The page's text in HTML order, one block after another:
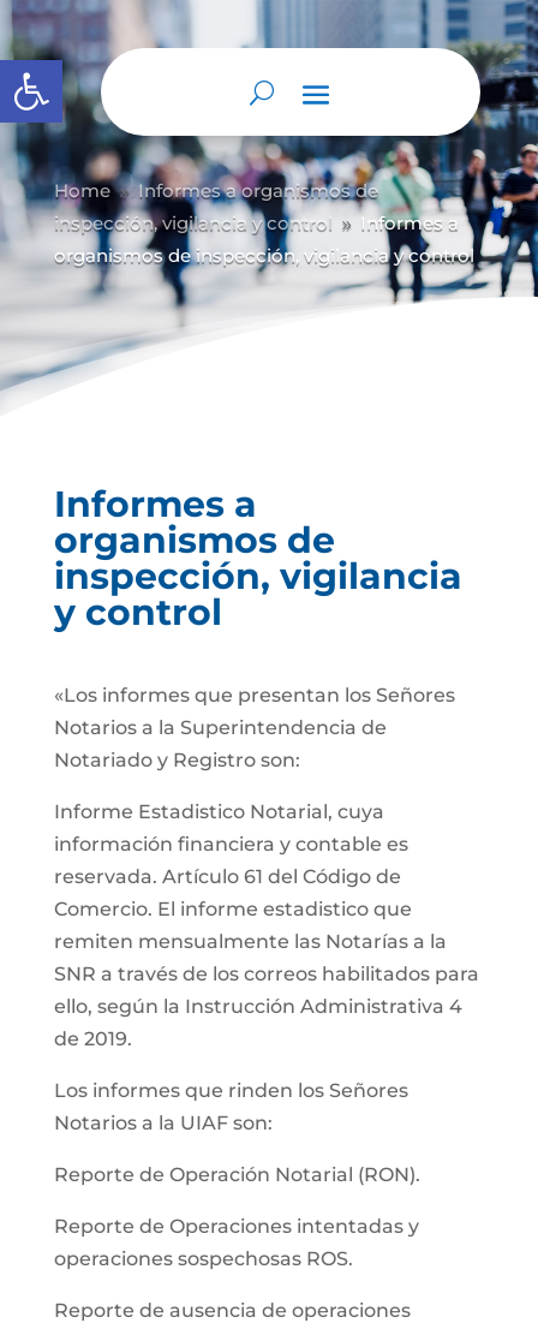
Abrir barra de herramientas
Home 9 Informes a organismos de
inspección, vigilancia y control 9
Informes a
organismos de inspección, vigilancia y control
Informes a
organismos de
inspección, vigilancia
y control
«Los informes que presentan los Señores
Notarios a la Superintendencia de
Notariado y Registro son:
Informe Estadistico Notarial, cuya
información financiera y contable es
reservada. Artículo 61 del Código de
Comercio. El informe estadistico que
remiten mensualmente las Notarías a la
SNR a través de los correos habilitados para
ello, según la Instrucción Administrativa 4
de 2019.
Los informes que rinden los Señores
Notarios a la UIAF son:
Reporte de Operación Notarial (RON).
Reporte de Operaciones intentadas y
operaciones sospechosas ROS.
Reporte de ausencia de operaciones